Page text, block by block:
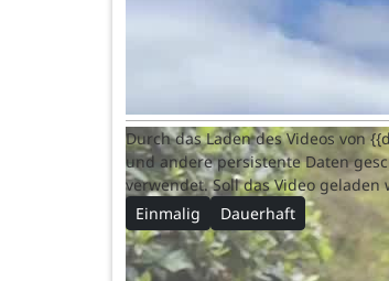
Durch das Laden des Videos von
und andere persistente Daten
verwendet. Soll das Video geladen
Einmalig
Dauerhaft